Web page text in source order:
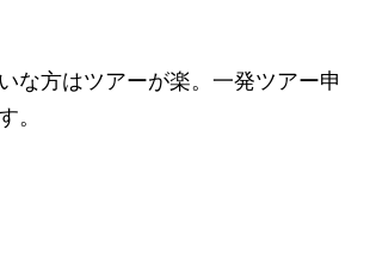
な方はツアーが楽。一発ツアー申
。